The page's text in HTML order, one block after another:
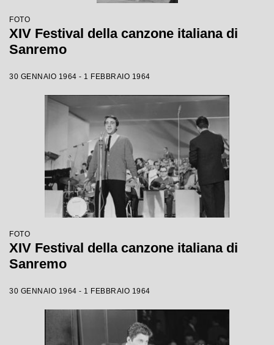
FOTO
XIV Festival della canzone italiana di
Sanremo
30 GENNAIO 1964 - 1 FEBBRAIO 1964
FOTO
XIV Festival della canzone italiana di
Sanremo
30 GENNAIO 1964 - 1 FEBBRAIO 1964